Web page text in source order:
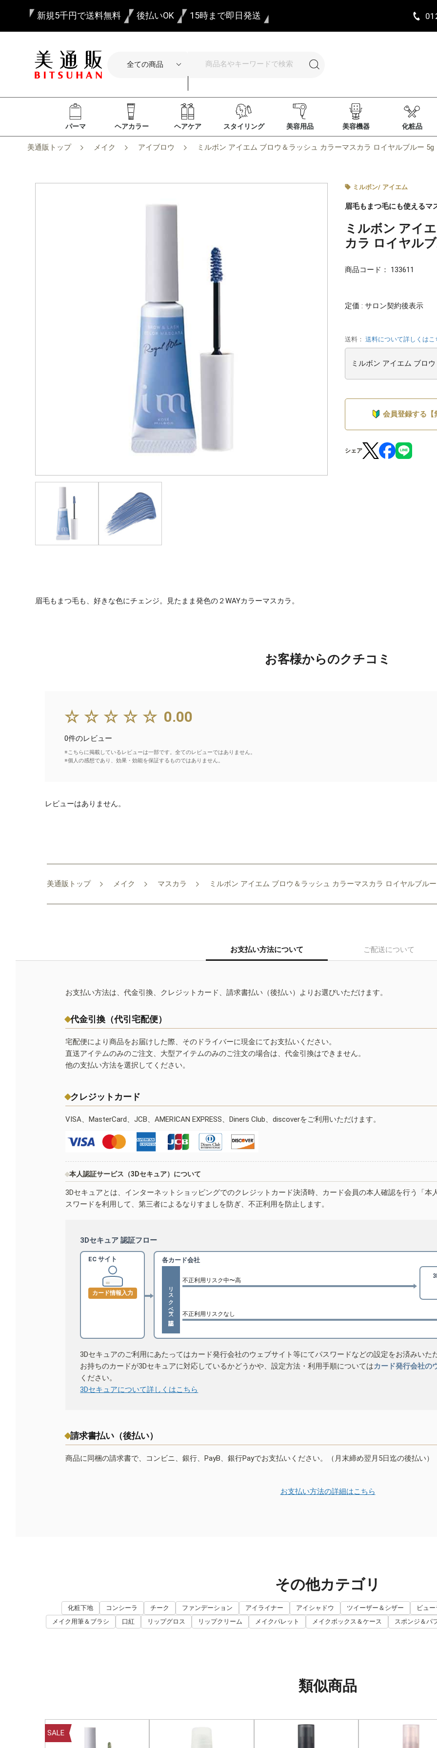
新規5千円で送料無料 後払いOK 15時まで即日発送
パーマ ヘアカラー ヘアケア スタイリング 美容用品 美容機器 化粧品
美通販トップ メイク アイブロウ ミルボン アイエム ブロウ＆ラッシュ カラーマスカラ ロイヤルブルー 5g
ミルボン/ アイエム
眉毛もまつ毛にも使えるマ
ミルボン アイ
カラ ロイヤル
商品コード： 133611
定価 : サロン契約後表示
送料： 送料について詳しくはこ
会員登録する【
シェア
眉毛もまつ毛も、好きな色にチェンジ。見たまま発色の２WAYカラーマスカラ。
お客様からのクチコミ
☆☆☆☆☆ 0.00
0件のレビュー
※こちらに掲載しているレビューは一部です。全てのレビューではありません。
※個人の感想であり、効果・効能を保証するものではありません。
レビューはありません。
美通販トップ メイク マスカラ ミルボン アイエム ブロウ＆ラッシュ カラーマスカラ ロイヤルブル
お支払い方法について ご配送について
お支払い方法は、代金引換、クレジットカード、請求書払い（後払い）よりお選びいただけます。
代金引換（代引宅配便）
宅配便により商品をお届けした際、そのドライバーに現金にてお支払いください。
直送アイテムのみのご注文、大型アイテムのみのご注文の場合は、代金引換はできません。
他の支払い方法を選択してください。
クレジットカード
VISA、MasterCard、JCB、AMERICAN EXPRESS、Diners Club、discoverをご利用いただけます。
本人認証サービス（3Dセキュア）について
3Dセキュアとは、インターネットショッピングでのクレジットカード決済時、カード会員の本人確認を行う「
スワードを利用して、第三者によるなりすましを防ぎ、不正利用を防止します。
3Dセキュア 認証フロー
EC サイト
カード情報入力
各カード会社
リスクベース認証
不正利用リスク中〜高
不正利用リスクなし
3Dセキュアのご利用にあたってはカード発行会社のウェブサイト等にてパスワードなどの設定をお済みいた
お持ちのカードが3Dセキュアに対応しているかどうかや、設定方法・利用手順についてはカード発行会社の
ください。
3Dセキュアについて詳しくはこちら
請求書払い（後払い）
商品に同梱の請求書で、コンビニ、銀行、PayB、銀行Payでお支払いください。（月末締め翌月5日迄の後払い）
お支払い方法の詳細はこちら
その他カテゴリ
化粧下地 コンシーラ チーク ファンデーション アイライナー アイシャドウ ツイーザー＆シザー
ビュ
メイク用筆＆ブラシ
口紅 リップグロス リップクリーム メイクパレット メイクボックス＆ケース スポンジ＆パ
類似商品
SALE